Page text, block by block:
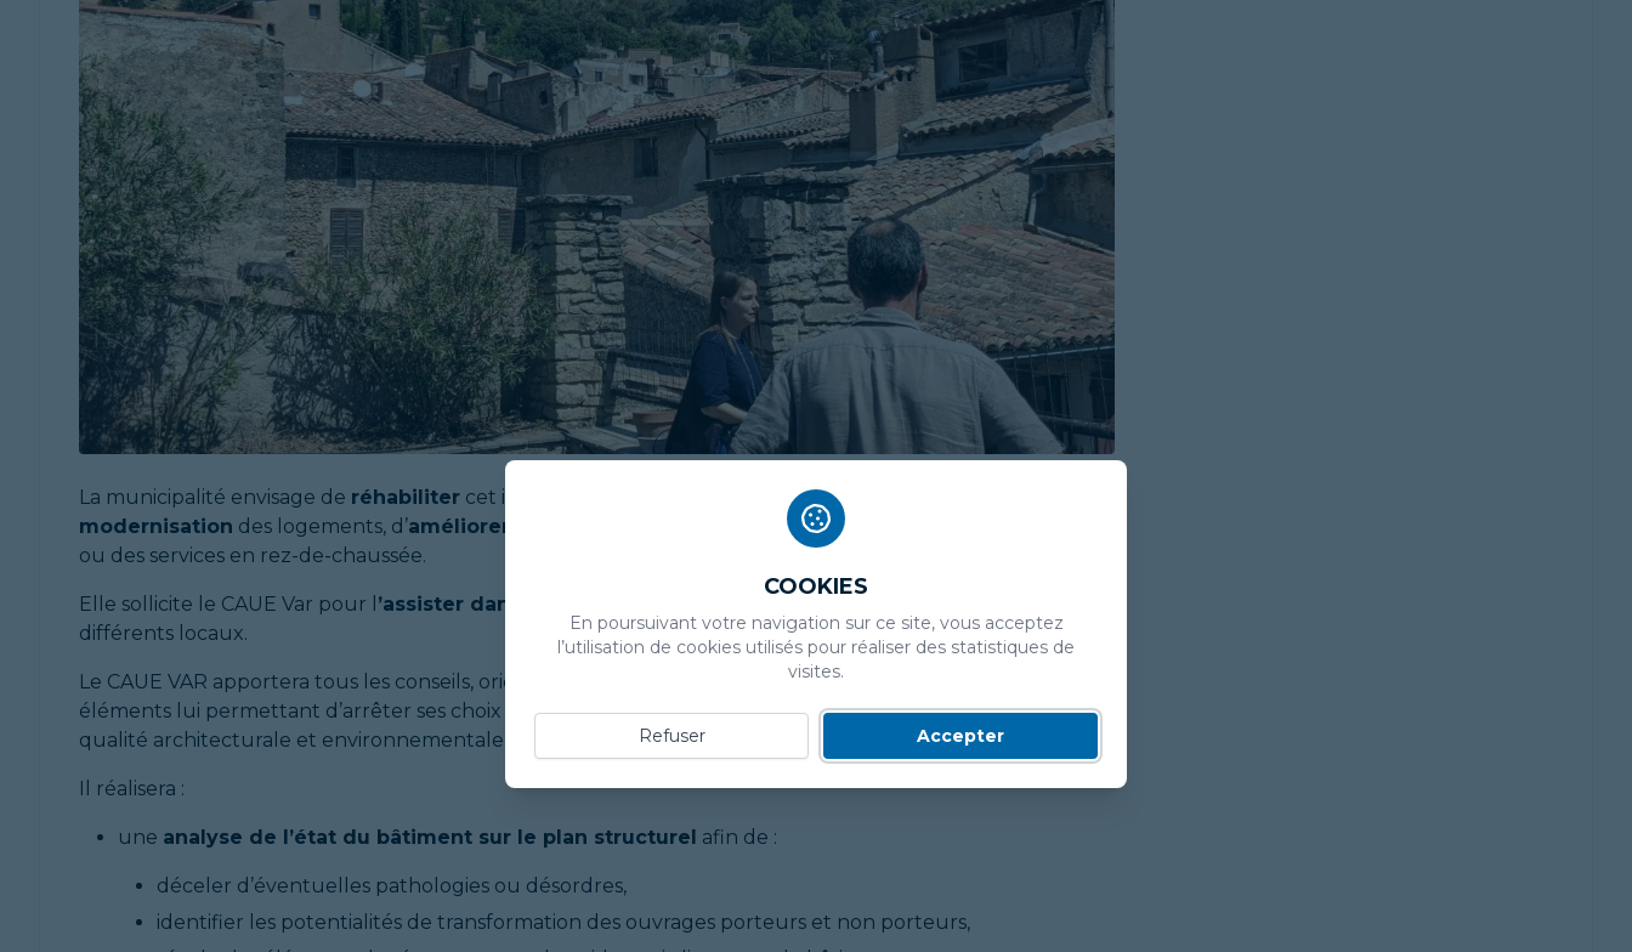
La municipalité envisage de réhabiliter cet immeuble en vue de la
mise aux normes et de la
modernisation des logements, d’améliorer leur performance énergétique et d’accueillir des activités
ou des services en rez-de-chaussée.
Elle sollicite le CAUE Var pour l ’assister dans sa réflexion sur les possibilités d’aménagement
différents locaux.
Le CAUE VAR apportera tous les conseils, orientations et prescriptions propres à fournir à la commune les
éléments lui permettant d’arrêter ses choix programmatiques et d’opportunité avec un objectif de
qualité architecturale et environnementale des locaux.
Il réalisera :
une analyse de l’état du bâtiment sur le plan structurel afin de :
déceler d’éventuelles pathologies ou désordres,
identifier les potentialités de transformation des ouvrages porteurs et non porteurs,
COOKIES
En poursuivant votre navigation sur ce site, vous acceptez
l’utilisation de cookies utilisés pour réaliser des statistiques de
visites.
Refuser Accepter